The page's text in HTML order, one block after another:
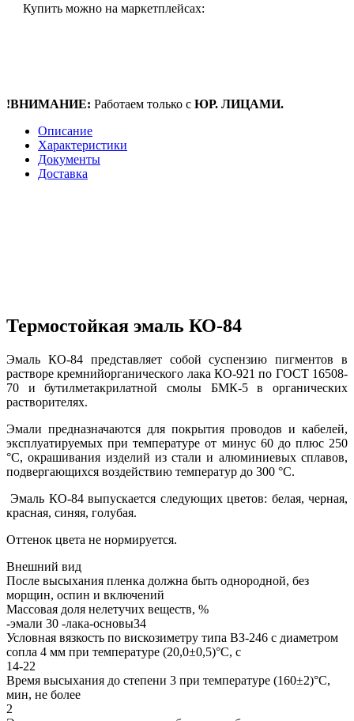
Купить можно на маркетплейсах:
!ВНИМАНИЕ: Работаем только с ЮР. ЛИЦАМИ.
Описание
Характеристики
Документы
Доставка
Термостойкая эмаль КО-84
Эмаль КО-84 представляет собой суспензию пигментов в
растворе кремнийорганического лака КО-921 по ГОСТ 16508-
70 и бутилметакрилатной смолы БМК-5 в органических
растворителях.
Эмали предназначаются для покрытия проводов и кабелей,
эксплуатируемых при температуре от минус 60 до плюс 250
°С, окрашивания изделий из стали и алюминиевых сплавов,
подвергающихся воздействию температур до 300 °С.
Эмаль КО-84 выпускается следующих цветов: белая, черная,
красная, синяя, голубая.
Оттенок цвета не нормируется.
Внешний вид
После высыхания пленка должна быть однородной, без
морщин, оспин и включений
Массовая доля нелетучих веществ, %
-эмали 30 -лака-основы34
Условная вязкость по вискозиметру типа ВЗ-246 с диаметром
сопла 4 мм при температуре (20,0±0,5)°С, с
14-22
Время высыхания до степени 3 при температуре (160±2)°С,
мин, не более
2